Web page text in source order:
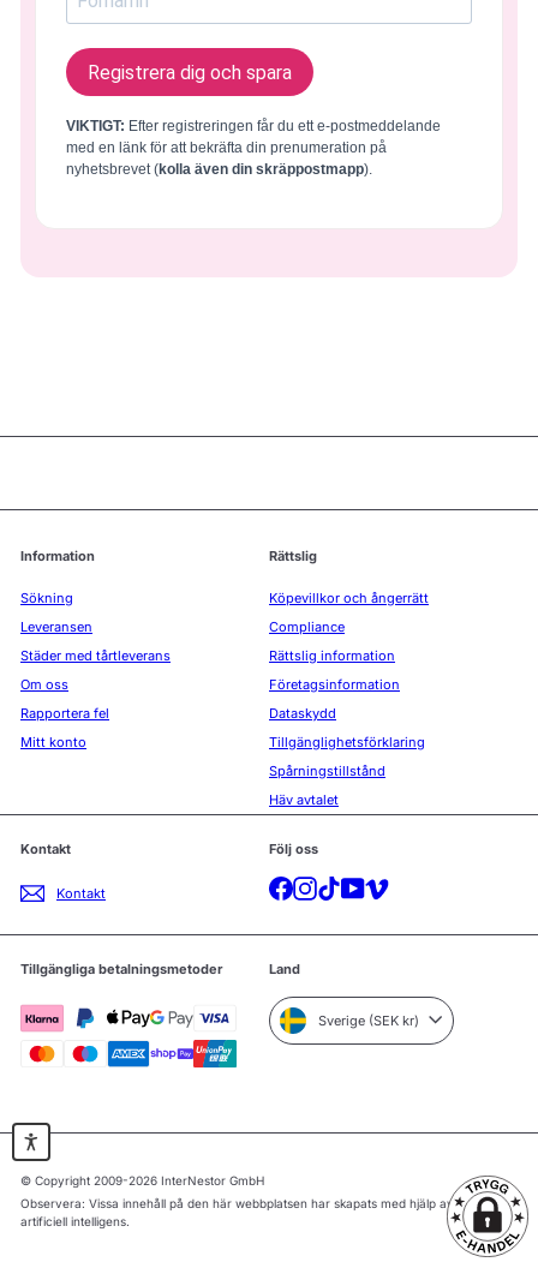
Registrera dig och spara
VIKTIGT: Efter registreringen får du ett e-postmeddelande
med en länk för att bekräfta din prenumeration på
nyhetsbrevet (kolla även din skräppostmapp).
Information
Sökning
Leveransen
Städer med tårtleverans
Om oss
Rapportera fel
Mitt konto
Rättslig
Köpevillkor och ångerrätt
Compliance
Rättslig information
Företagsinformation
Dataskydd
Tillgänglighetsförklaring
Spårningstillstånd
Häv avtalet
Kontakt
Kontakt
Följ oss
Facebook
Instagram
TikTokYouTube
Vimeo
Tillgängliga betalningsmetoder Land
Sverige (SEK kr)
© Copyright 2009-2026 InterNestor GmbH
Observera: Vissa innehåll på den här webbplatsen har skapats med hjälp av
artificiell intelligens.